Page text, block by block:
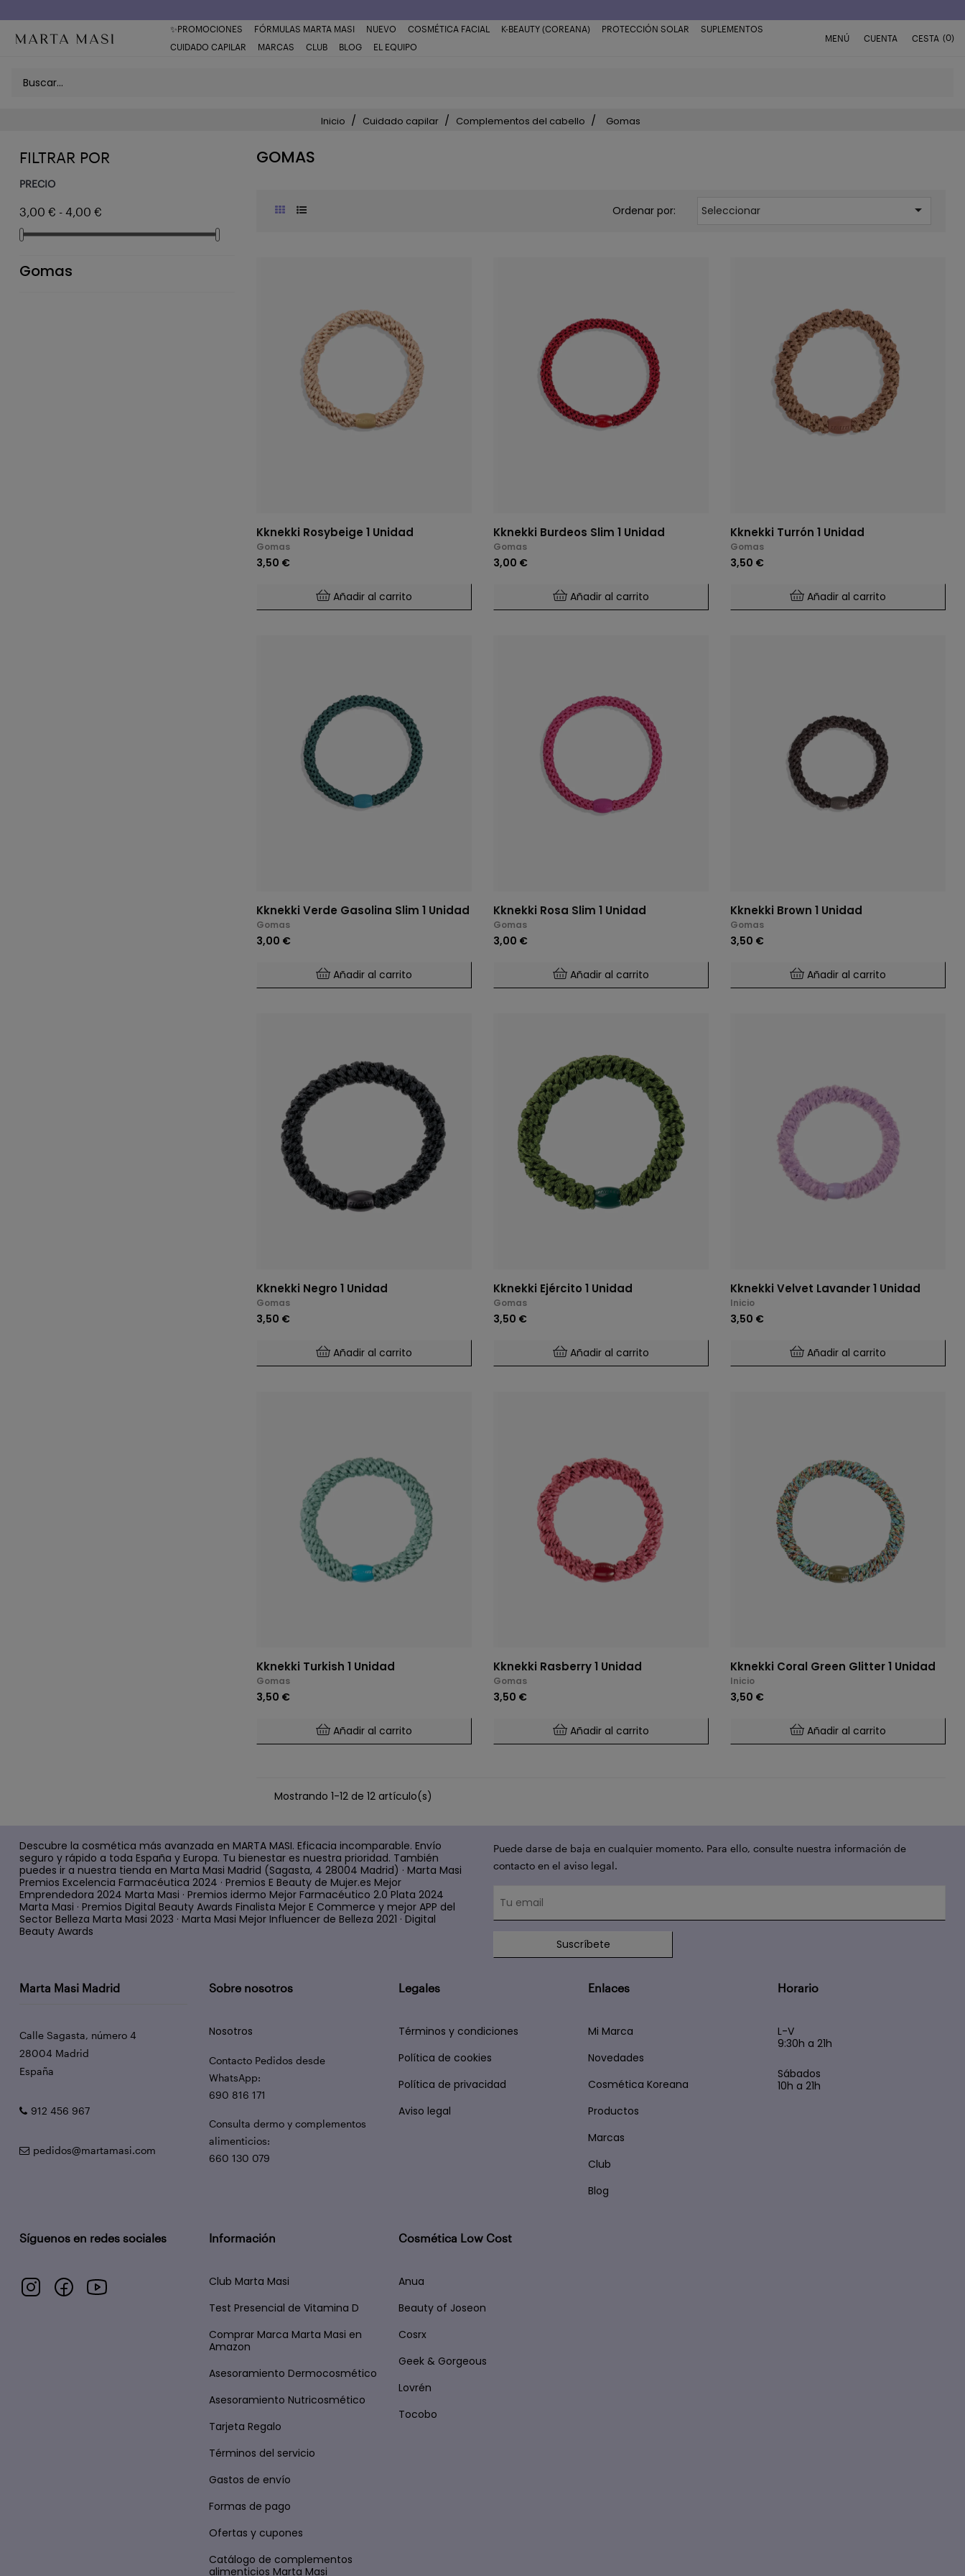
✨PROMOCIONES FÓRMULAS MARTA MASI NUEVO COSMÉTICA FACIAL K-BEAUTY (COREANA) PROTECCIÓN SOLAR
SUPLEMENTOS
CUIDADO CAPILAR
MARCAS CLUB BLOG EL EQUIPO
MENÚ CUENTA CESTA (0)
Inicio Cuidado capilar Complementos del cabello Gomas
FILTRAR POR
PRECIO
3,00 € - 4,00 €
Gomas
GOMAS
Ordenar por: Seleccionar 
Kknekki Rosybeige 1 Unidad
Gomas
3,50 €
Añadir al carrito
Kknekki Burdeos Slim 1 Unidad
Gomas
3,00 €
Añadir al carrito
Kknekki Turrón 1 Unidad
Gomas
3,50 €
Añadir al carrito
Kknekki Verde Gasolina Slim 1 Unidad
Gomas
3,00 €
Añadir al carrito
Kknekki Rosa Slim 1 Unidad
Gomas
3,00 €
Añadir al carrito
Kknekki Brown 1 Unidad
Gomas
3,50 €
Añadir al carrito
Kknekki Negro 1 Unidad
Gomas
3,50 €
Añadir al carrito
Kknekki Ejército 1 Unidad
Gomas
3,50 €
Añadir al carrito
Kknekki Velvet Lavander 1 Unidad
Inicio
3,50 €
Añadir al carrito
Kknekki Turkish 1 Unidad
Gomas
3,50 €
Añadir al carrito
Kknekki Rasberry 1 Unidad
Gomas
3,50 €
Añadir al carrito
Kknekki Coral Green Glitter 1 Unidad
Inicio
3,50 €
Añadir al carrito
Mostrando 1-12 de 12 artículo(s)
Descubre la cosmética más avanzada en MARTA MASI. Eficacia incomparable. Envío
seguro y rápido a toda España y Europa. Tu bienestar es nuestra prioridad. También
puedes ir a nuestra tienda en Marta Masi Madrid (Sagasta, 4 28004 Madrid) · Marta Masi
Premios Excelencia Farmacéutica 2024 · Premios E Beauty de Mujer.es Mejor
Emprendedora 2024 Marta Masi · Premios idermo Mejor Farmacéutico 2.0 Plata 2024
Marta Masi · Premios Digital Beauty Awards Finalista Mejor E Commerce y mejor APP del
Sector Belleza Marta Masi 2023 · Marta Masi Mejor Influencer de Belleza 2021 · Digital
Beauty Awards
Puede darse de baja en cualquier momento. Para ello, consulte nuestra información de
contacto en el aviso legal.
Suscríbete
Marta Masi Madrid
Calle Sagasta, número 4
28004 Madrid
España
912 456 967
pedidos@martamasi.com
Sobre nosotros
Nosotros
Contacto Pedidos desde
WhatsApp:
690 816 171
Consulta dermo y complementos
alimenticios:
660 130 079
Legales
Términos y condiciones
Política de cookies
Política de privacidad
Aviso legal
Enlaces
Mi Marca
Novedades
Cosmética Koreana
Productos
Marcas
Club
Blog
Horario
L-V
9:30h a 21h
Sábados
10h a 21h
Síguenos en redes sociales Información
Club Marta Masi
Test Presencial de Vitamina D
Comprar Marca Marta Masi en
Amazon
Asesoramiento Dermocosmético
Asesoramiento Nutricosmético
Tarjeta Regalo
Términos del servicio
Gastos de envío
Formas de pago
Ofertas y cupones
Catálogo de complementos
alimenticios Marta Masi
Cosmética Low Cost
Anua
Beauty of Joseon
Cosrx
Geek & Gorgeous
Lovrén
Tocobo